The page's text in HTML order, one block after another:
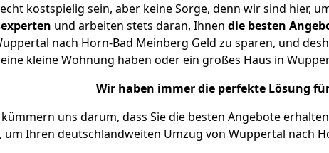
kostspielig sein, aber keine Sorge, denn wir sind hier,
und arbeiten stets daran, Ihnen die besten
nach Horn-Bad Meinberg Geld zu sparen, und
kleine Wohnung haben oder ein großes Haus in
Wir haben immer die perfekte Lösung
uns darum, dass Sie die besten Angebote
um Ihren deutschlandweiten Umzug von Wuppertal nach